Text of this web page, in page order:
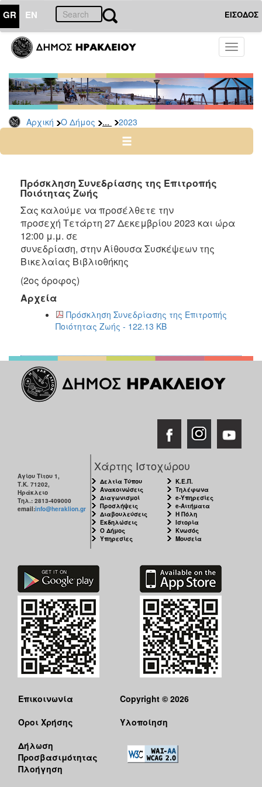
GR EN ΕΙΣΟΔΟΣ
Toggle
Αρχική Ο Δήμος ... 2023
ΔΗΜΟΣ
Δελτία
Τύπου
Αρχείο
2026
2024
2022
2021
2020
2019
2018
2017
2016
2015
2011
2010
ΜΑΣ
ΠΟΛΙΤΙΣΜΟΣ
Πρόσκληση Συνεδρίασης της Επιτροπής
Ποιότητας Ζωής
Σας καλούμε να προσέλθετε την
προσεχή Τετάρτη 27Δεκεμβρίου 2023 και ώρα
12:00 μ.μ. σε
συνεδρίαση, στηνΑίθουσα Συσκέψεων της
Βικελαίας Βιβλιοθήκης
(2ος όροφος)
Αρχεία
Πρόσκληση Συνεδρίασης της Επιτροπής
Ποιότητας Ζωής - 122.13 KB
Αγίου Τίτου 1,
Τ.Κ. 71202,
Ηράκλειο
Τηλ.: 2813-409000
email:info@heraklion.gr
Χάρτης Ιστοχώρου
Δελτία Τύπου
Ανακοινώσεις
Διαγωνισμοί
Προσλήψεις
Διαβουλεύσεις
Εκδηλώσεις
Ο Δήμος
Υπηρεσίες
Κ.Ε.Π.
Τηλέφωνα
e-Υπηρεσίες
e-Αιτήματα
Η Πόλη
Ιστορία
Κνωσός
Μουσεία
Επικοινωνία
Όροι Χρήσης
Δήλωση
Προσβασιμότητας
Πλοήγηση
Copyright © 2026
Υλοποίηση